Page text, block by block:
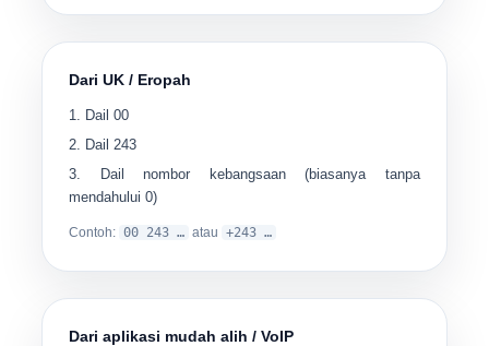
Dari UK / Eropah
Dail00
Dail243
Dail nombor kebangsaan (biasanya tanpa
mendahului 0)
Contoh: 00 243 … atau +243 …
Dari aplikasi mudah alih / VoIP